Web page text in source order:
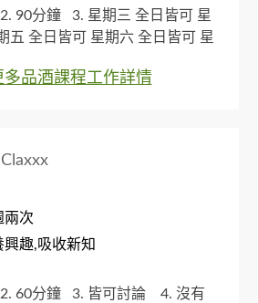
2. 90分鐘
3. 星期三 全日皆可 星
五 全日皆可 星期六 全日皆可 星
多品酒課程工作詳情
Claxxx
兩次
趣,吸收新知
2. 60分鐘 3. 皆可討論
4. 沒有